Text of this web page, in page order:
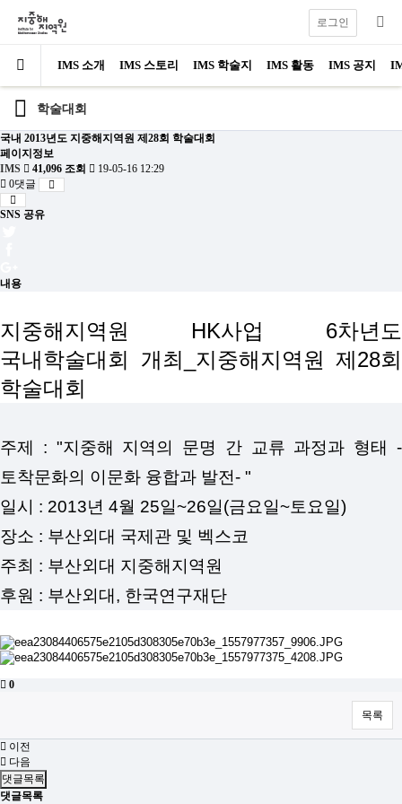
IMS 소개 IMS 스토리 IMS 학술지 IMS 활동 IMS 공지
로그인
학술대회
국내 2013년도 지중해지역원 제28회 학술대회
페이지정보
IMS
41,096 조회
19-05-16 12:29
0댓글
SNS 공유
내용
지중해지역원 HK사업 6차년도
국내학술대회 개최_지중해지역원 제28회
학술대회
주제 : "지중해 지역의 문명 간 교류 과정과 형태 -
토착문화의 이문화 융합과 발전- "
일시 : 2013년 4월 25일~26일(금요일~토요일)
장소 : 부산외대 국제관 및 벡스코
주최 : 부산외대 지중해지역원
후원 : 부산외대, 한국연구재단
0
목록
이전
다음
댓글목록
댓글목록